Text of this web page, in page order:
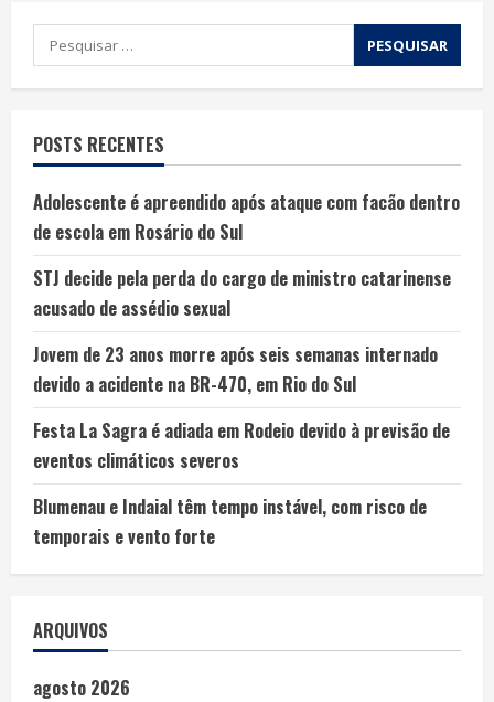
POSTS RECENTES
Adolescente é apreendido após ataque com facão dentro
de escola em Rosário do Sul
STJ decide pela perda do cargo de ministro catarinense
acusado de assédio sexual
Jovem de 23 anos morre após seis semanas internado
devido a acidente na BR-470, em Rio do Sul
Festa La Sagra é adiada em Rodeio devido à previsão de
eventos climáticos severos
Blumenau e Indaial têm tempo instável, com risco de
temporais e vento forte
ARQUIVOS
agosto 2026